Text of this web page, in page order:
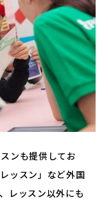
ンも提供してお
ッスン」など外国
レッスン以外にも